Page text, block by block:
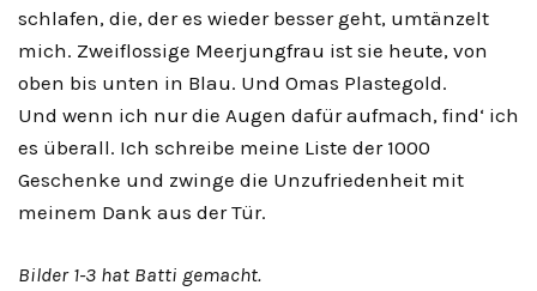
schlafen, die, der es wieder besser geht, umtänzelt
mich. Zweiflossige Meerjungfrau ist sie heute, von
oben bis unten in Blau. Und Omas Plastegold.
Und wenn ich nur die Augen dafür aufmach, find‘ ich
es überall. Ich schreibe meine Liste der 1000
Geschenke und zwinge die Unzufriedenheit mit
meinem Dank aus der Tür.
Bilder 1-3 hat Batti gemacht.